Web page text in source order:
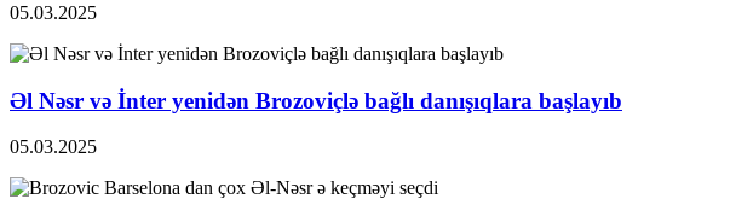
05.03.2025
Əl Nəsr və İnter yenidən Brozoviçlə bağlı danışıqlara başlayıb
05.03.2025